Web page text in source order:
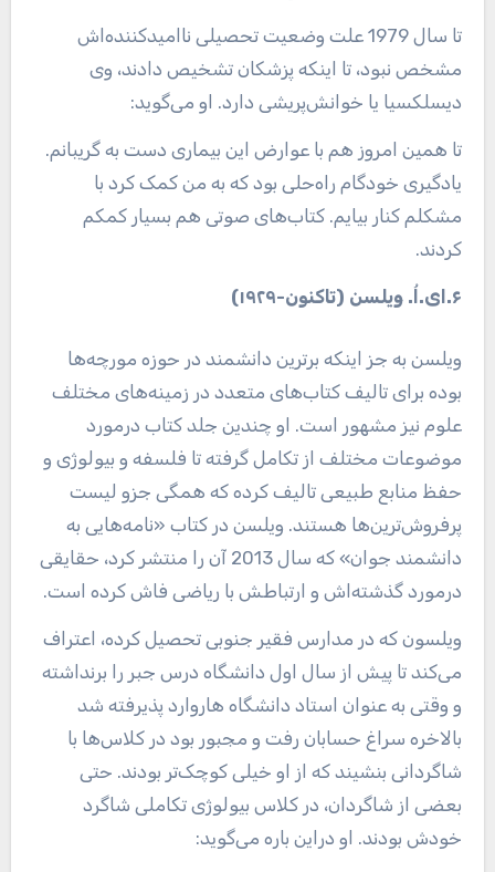
تا سال 1979 علت وضعیت تحصیلی ناامیدکننده‌اش
مشخص نبود، تا اینکه پزشکان تشخیص دادند، وی
دیسلکسیا یا خوانش‌پریشی دارد. او می‌گوید:
تا همین امروز هم با عوارض این بیماری دست به گریبانم.
یادگیری خودگام راه‌حلی بود که به من کمک کرد با
مشکلم کنار بیایم. کتاب‌های صوتی هم بسیار کمکم
کردند.
۶.ای.اُ. ویلسن (تاکنون-۱۹۲۹)
ویلسن به جز اینکه برترین دانشمند در حوزه مورچه‌ها
بوده برای تالیف کتاب‌های متعدد در زمینه‌های مختلف
علوم نیز مشهور است. او چندین جلد کتاب درمورد
موضوعات مختلف از تکامل گرفته تا فلسفه و بیولوژی و
حفظ منابع طبیعی تالیف کرده که همگی جزو لیست
پرفروش‌ترین‌ها هستند. ویلسن در کتاب «نامه‌هایی به
دانشمند جوان» که سال 2013 آن را منتشر کرد، حقایقی
درمورد گذشته‌اش و ارتباطش با ریاضی فاش کرده است.
ویلسون که در مدارس فقیر جنوبی تحصیل کرده، اعتراف
می‌کند تا پیش از سال اول دانشگاه درس جبر را برنداشته
و وقتی به عنوان استاد دانشگاه هاروارد پذیرفته شد
بالاخره سراغ حسابان رفت و مجبور بود در کلاس‌ها با
شاگردانی بنشیند که از او خیلی کوچک‌تر بودند. حتی
بعضی از شاگردان، در کلاس بیولوژی تکاملی شاگرد
خودش بودند. او دراین باره می‌گوید: